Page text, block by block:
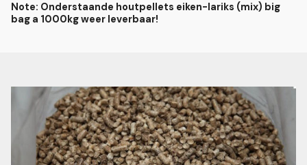
Note: Onderstaande houtpellets eiken-lariks (mix) big
bag a 1000kg weer leverbaar!